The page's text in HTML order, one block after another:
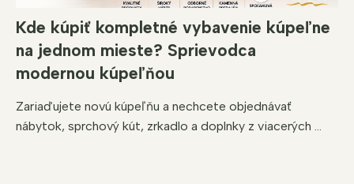
Kde kúpiť kompletné vybavenie kúpeľne
na jednom mieste? Sprievodca
modernou kúpeľňou
Zariaďujete novú kúpeľňu a nechcete objednávať
nábytok, sprchový kút, zrkadlo a doplnky z viacerých ...